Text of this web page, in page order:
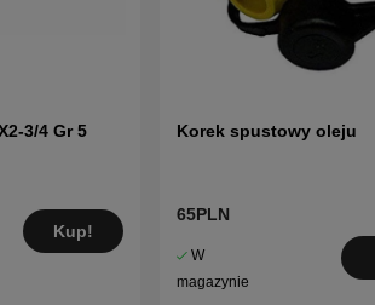
3/4 Gr 5
Kup!
Korek spustowy oleju
65PLN
W
magazynie